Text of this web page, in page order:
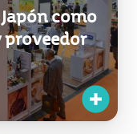
como
proveedor